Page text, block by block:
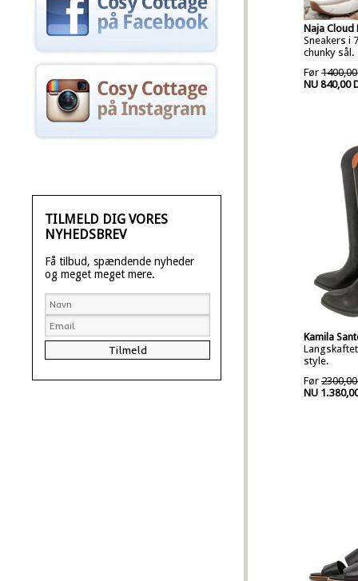
TILMELD DIG VORES
NYHEDSBREV
Få tilbud, spændende nyheder
og meget meget mere.
Naja Cloud
Sneakers i
chunky sål.
Før 1400,00
NU 840,00
Kamila
style.
Før 2300,00
NU